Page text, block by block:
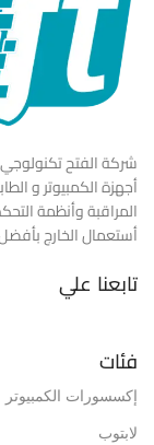
شركة الفتح
أجهزة الكمبيوتر و
المراقبة وأنظمة
أستعمال الخارج
تابعنا علي
فئات
إكسسورات الكمبيوتر
لابتوب